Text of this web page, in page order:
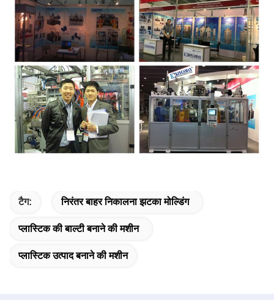
टैग: निरंतर बाहर निकालना झटका मोल्डिंग
प्लास्टिक की बाल्टी बनाने की मशीन
प्लास्टिक उत्पाद बनाने की मशीन